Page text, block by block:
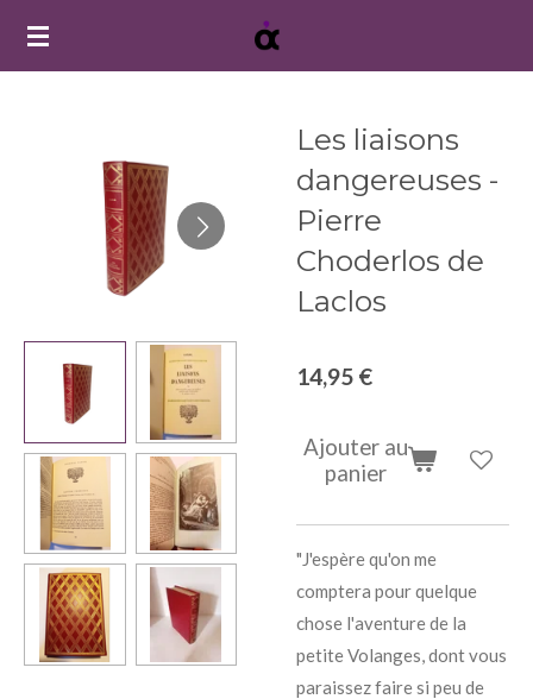
Passer
Les liaisons
dangereuses -
Pierre
Choderlos de
Laclos
14,95 €
Ajouter au
panier
"J'espère qu'on me
comptera pour quelque
chose l'aventure de la
petite Volanges, dont vous
paraissez faire si peu de